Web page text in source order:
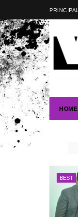
PRINCIPAL
HOME
BEST